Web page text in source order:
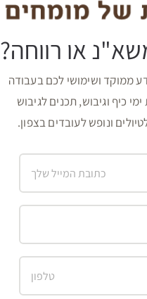
או רווחה?
ממוקד ושימושי לכם בעבודה
כיף וגיבוש, תכנים לגיבוש
ונופש לעובדים בצפון.